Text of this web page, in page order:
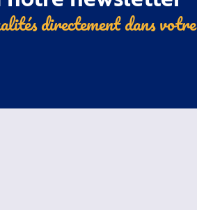
directement dans